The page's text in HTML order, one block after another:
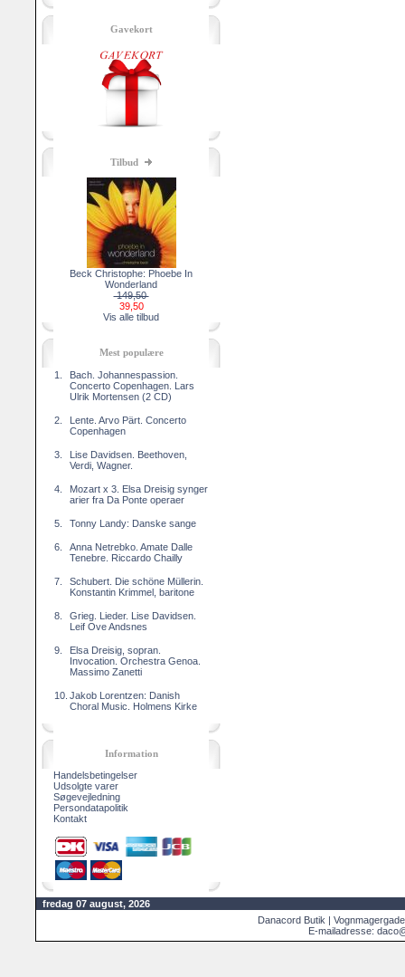
Gavekort
Tilbud
Beck Christophe: Phoebe In
Wonderland
149,50
39,50
Vis alle tilbud
Mest populære
1.
Bach. Johannespassion.
Concerto Copenhagen. Lars
Ulrik Mortensen (2 CD)
2.
Lente. Arvo Pärt. Concerto
Copenhagen
3.
Lise Davidsen. Beethoven,
Verdi, Wagner.
4.
Mozart x 3. Elsa Dreisig synger
arier fra Da Ponte operaer
5. Tonny Landy: Danske sange
6.
Anna Netrebko. Amate Dalle
Tenebre. Riccardo Chailly
7.
Schubert. Die schöne Müllerin.
Konstantin Krimmel, baritone
8.
Grieg. Lieder. Lise Davidsen.
Leif Ove Andsnes
9.
Elsa Dreisig, sopran.
Invocation. Orchestra Genoa.
Massimo Zanetti
10. Jakob Lorentzen: Danish
Choral Music. Holmens Kirke
Information
Handelsbetingelser
Udsolgte varer
Søgevejledning
Persondatapolitik
Kontakt
fredag 07 august, 2026
Danacord Butik |
E-mailadresse: